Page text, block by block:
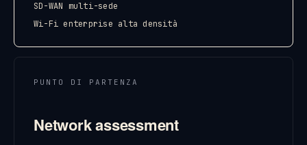
SD-WAN multi-sede
Wi-Fi enterprise alta densità
PUNTO DI PARTENZA
Network assessment